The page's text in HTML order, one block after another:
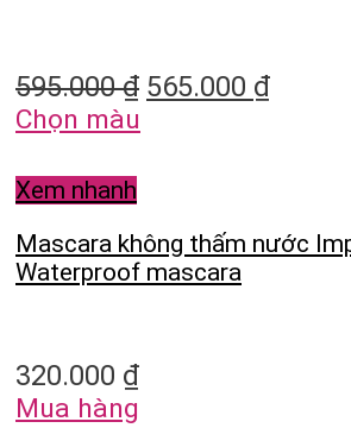
595.000₫ 565.000 ₫
Chọn màu
Xem nhanh
Mascara không thấm nước
Waterproof mascara
320.000 ₫
Mua hàng